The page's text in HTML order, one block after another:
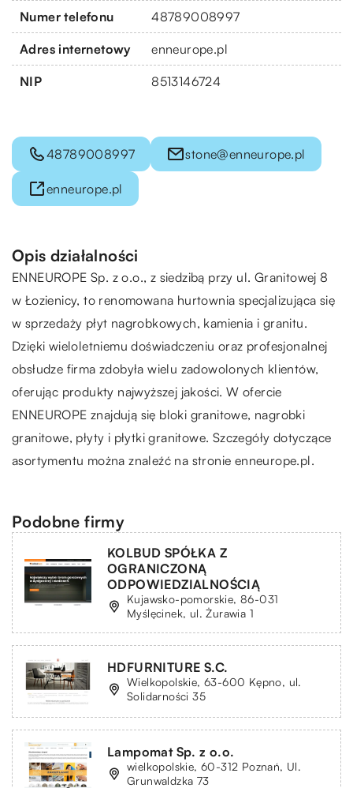
Numer telefonu 48789008997
Adres internetowy enneurope.pl
NIP 8513146724
48789008997 stone@enneurope.pl
enneurope.pl
Opis działalności
ENNEUROPE Sp. z o.o., z siedzibą przy ul. Granitowej 8
w Łozienicy, to renomowana hurtownia specjalizująca się
w sprzedaży płyt nagrobkowych, kamienia i granitu.
Dzięki wieloletniemu doświadczeniu oraz profesjonalnej
obsłudze firma zdobyła wielu zadowolonych klientów,
oferując produkty najwyższej jakości. W ofercie
ENNEUROPE znajdują się bloki granitowe, nagrobki
granitowe, płyty i płytki granitowe. Szczegóły dotyczące
asortymentu można znaleźć na stronie enneurope.pl.
Podobne firmy
KOLBUD SPÓŁKA Z
OGRANICZONĄ
ODPOWIEDZIALNOŚCIĄ
Kujawsko-pomorskie, 86-031
Myślęcinek, ul. Żurawia 1
HDFURNITURE S.C.
Wielkopolskie, 63-600 Kępno, ul.
Solidarności 35
Lampomat Sp. z o.o.
wielkopolskie, 60-312 Poznań, Ul.
Grunwaldzka 73